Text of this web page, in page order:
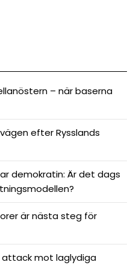
– när baserna
efter Rysslands
demokratin: Är det dags
är nästa steg för
attack mot laglydiga